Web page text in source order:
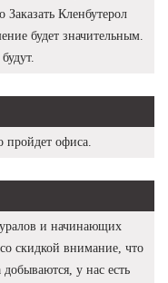
Кленбутерол
будет значительным.
офиса.
и начинающих
скидкой внимание, что
у нас есть